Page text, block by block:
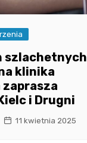
szlachetnych
klinika
i Drugni
11 kwietnia 2025